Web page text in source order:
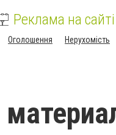
Реклама на сайті
Оголошення Нерухомість